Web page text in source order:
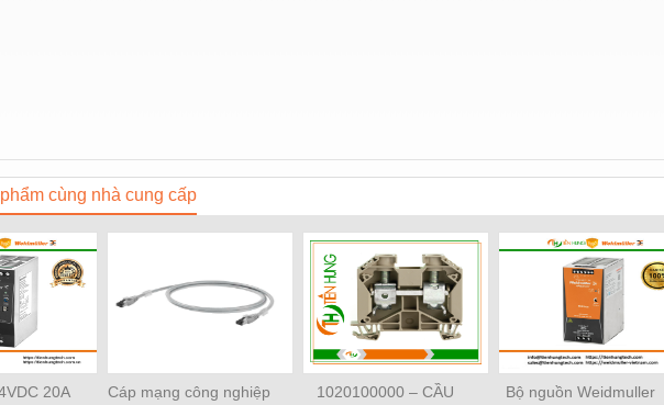
cùng nhà cung cấp
20A
Cáp mạng công nghiệp
1020100000 – CẦU
Bộ nguồn Weidmuller